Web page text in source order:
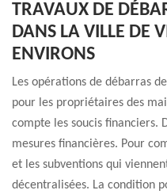
TRAVAUX DE
DANS LA VILLE DE
ENVIRONS
Les opérations de débarras
pour les propriétaires des
compte les soucis financiers.
mesures financières. Pour
et les subventions qui
décentralisées. La condition